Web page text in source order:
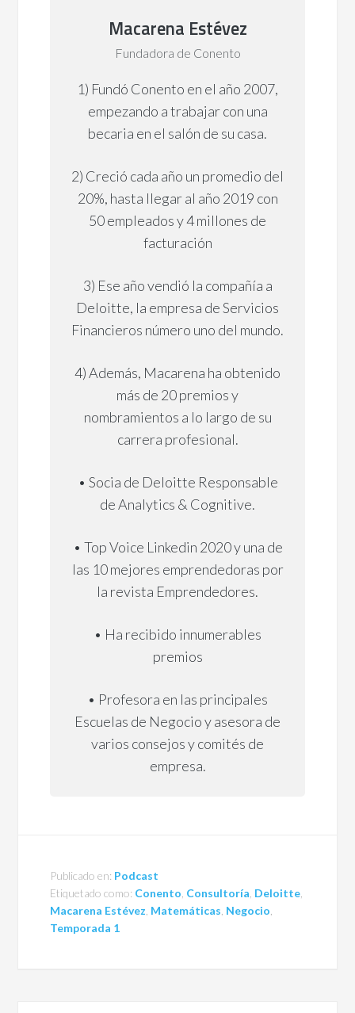
Macarena Estévez
Fundadora de Conento
1) Fundó Conento en el año 2007,
empezando a trabajar con una
becaria en el salón de su casa.
2) Creció cada año un promedio del
20%, hasta llegar al año 2019 con
50 empleados y 4 millones de
facturación
3) Ese año vendió la compañía a
Deloitte, la empresa de Servicios
Financieros número uno del mundo.
4) Además, Macarena ha obtenido
más de 20 premios y
nombramientos a lo largo de su
carrera profesional.
• Socia de Deloitte Responsable
de Analytics & Cognitive.
• Top Voice Linkedin 2020 y una de
las 10 mejores emprendedoras por
la revista Emprendedores.
• Ha recibido innumerables
premios
• Profesora en las principales
Escuelas de Negocio y asesora de
varios consejos y comités de
empresa.
Publicado en: Podcast
Etiquetado como: Conento Consultoría Deloitte
Macarena Estévez Matemáticas Negocio
Temporada 1